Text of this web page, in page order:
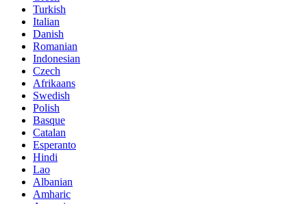
Turkish
Italian
Danish
Romanian
Indonesian
Czech
Afrikaans
Swedish
Polish
Basque
Catalan
Esperanto
Hindi
Lao
Albanian
Amharic